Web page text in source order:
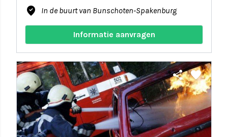
where_to_vote In de buurt van Bunschoten-Spakenburg
Informatie aanvragen
share favorite